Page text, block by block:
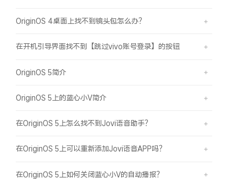
OriginOS 4桌面上找不到镜头包怎么办？
在开机引导界面找不到【跳过vivo账号登录】的按钮
OriginOS 5简介
OriginOS 5上的蓝心小V简介
在OriginOS 5上怎么找不到Jovi语音助手？
在OriginOS 5上可以重新添加Jovi语音APP吗？
在OriginOS 5上如何关闭蓝心小V的自动播报？